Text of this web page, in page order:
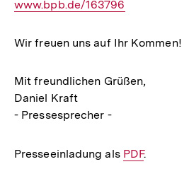
www.bpb.de/163796
Wir freuen uns auf Ihr Kommen!
Mit freundlichen Grüßen,
Daniel Kraft
- Pressesprecher -
Presseeinladung als Interner
PDF.